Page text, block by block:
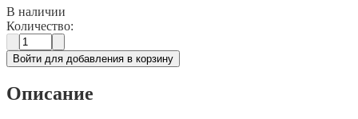
В наличии
Количество:
Войти для добавления в корзину
Описание